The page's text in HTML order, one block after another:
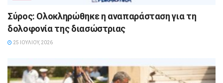
Σύρος: Ολοκληρώθηκε η αναπαράσταση για τη
δολοφονία της διασώστριας
25 ΙΟΥΛΊΟΥ, 2026